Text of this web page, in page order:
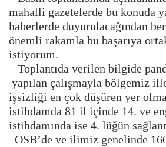
mahalli gazetelerde bu konuda
haberlerde duyurulacağından
önemli rakamla bu başarıya
istiyorum.
Toplantıda verilen bilgide
yapılan çalışmayla bölgemiz
işsizliği en çok düşüren yer
istihdamda 81 il içinde 14. ve
istihdamında ise 4. lüğün
OSB’de ve ilimiz genelinde